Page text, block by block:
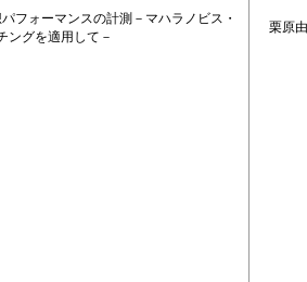
フォーマンスの計測－マハラノビス・
ングを適用して－
栗原